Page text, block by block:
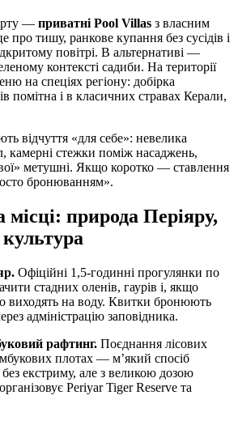
— приватні Pool Villas з власним
про тишу, ранкове купання без сусідів і
повітрі. В альтернативі —
контексті садиби. На території
на спеціях регіону: добірка
помітна і в класичних стравах Керали,
відчуття «для себе»: невелика
камерні стежки поміж насаджень,
метушні. Якщо коротко — ставлення
бронюванням».
природа Періяру,
культура
Офіційні 1,5-годинні прогулянки по
стадних оленів, гаурів і, якщо
виходять на воду. Квитки бронюють
адміністрацію заповідника.
рафтинг. Поєднання лісових
плотах — м’який спосіб
екстриму, але з великою дозою
Periyar Tiger Reserve та